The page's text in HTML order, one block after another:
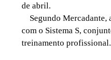
de abril.
Segundo Mercadante,
com o Sistema S,
treinamento profissional.